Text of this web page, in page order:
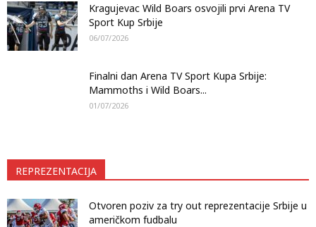
Kragujevac Wild Boars osvojili prvi Arena TV
Sport Kup Srbije
06/07/2026
Finalni dan Arena TV Sport Kupa Srbije:
Mammoths i Wild Boars...
01/07/2026
REPREZENTACIJA
Otvoren poziv za try out reprezentacije Srbije u
američkom fudbalu